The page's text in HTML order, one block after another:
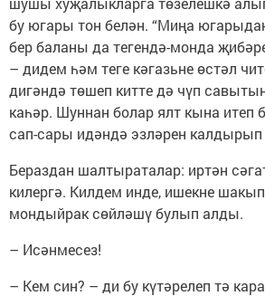
бу югары тон белән. “Миңа
бер баланы да тегендә-монда
– дидем һәм теге кәгазьне өстәл
дигәндә төшеп китте дә чүп
каһәр. Шуннан болар ялт кына итеп
сап-сары идәндә эзләрен
Бераздан шалтыраталар: иртән
килергә. Килдем инде, ишекне
мондыйрак сөйләшү булып алды.
– Исәнмесез!
– Кем син? – ди бу күтәрелеп тә